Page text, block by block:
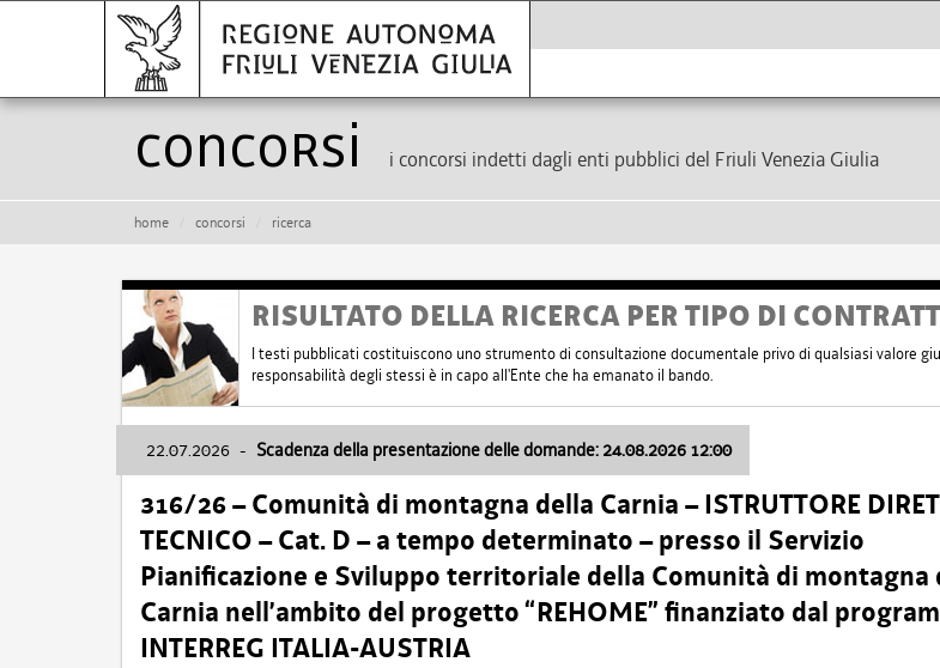
Concorsi i concorsi indetti dagli enti pubblici del Friuli Venezia Giulia
home concorsi ricerca
RISULTATO DELLA RICERCA PER TIPO DI
I testi pubblicati costituiscono uno strumento di consultazione documentale privo di qualsiasi valore
responsabilità degli stessi è in capo all'Ente che ha emanato il bando.
22.07.2026 - Scadenza della presentazione delle domande: 24.08.2026 12:00
316/26 – Comunità di montagna della Carnia – ISTRUTTORE
TECNICO – Cat. D – a tempo determinato – presso il Servizio
Pianificazione e Sviluppo territoriale della Comunità di montagna
Carnia nell’ambito del progetto “REHOME” finanziato dal
INTERREG ITALIA-AUSTRIA